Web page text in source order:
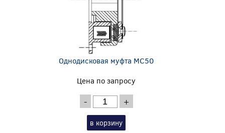
Однодисковая муфта MC50
Цена по запросу
- +
в корзину